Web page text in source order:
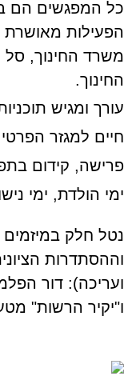
כל המפגשים הם
הפעילות מאושרת
משרד החינוך, סל
החינוך.
עורך ומגיש
חיים למגזר
פרישה, קידום
ימי הולדת, ימי
נטל חלק
וההסתדרות
ועריכה): דור
ו"יקיר הרשות"